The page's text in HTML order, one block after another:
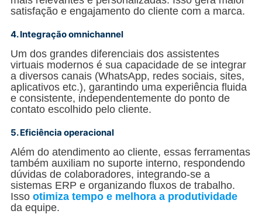
satisfação e engajamento do cliente com a marca.
4. Integração omnichannel
Um dos grandes diferenciais dos assistentes
virtuais modernos é sua capacidade de se integrar
a diversos canais (WhatsApp, redes sociais, sites,
aplicativos etc.), garantindo uma experiência fluida
e consistente, independentemente do ponto de
contato escolhido pelo cliente.
5. Eficiência operacional
Além do atendimento ao cliente, essas ferramentas
também auxiliam no suporte interno, respondendo
dúvidas de colaboradores, integrando-se a
sistemas ERP e organizando fluxos de trabalho.
Isso otimiza tempo e melhora a produtividade
da equipe.